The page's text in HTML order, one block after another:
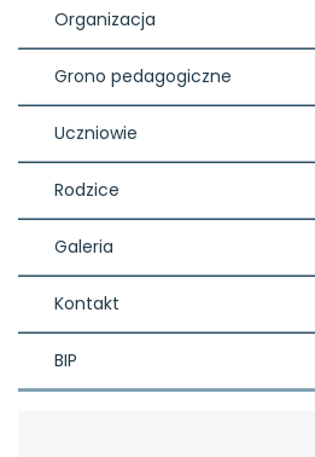
Organizacja
Grono pedagogiczne
Uczniowie
Rodzice
Galeria
Kontakt
BIP